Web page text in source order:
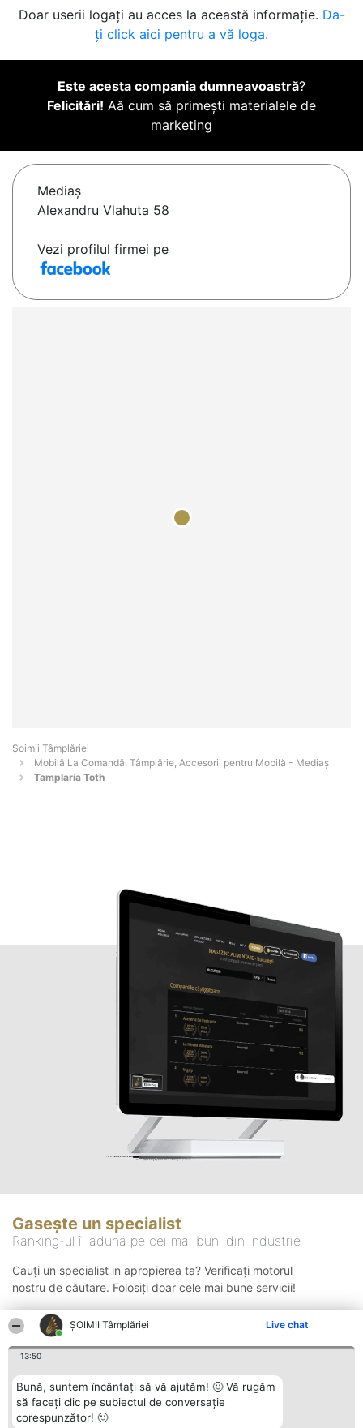
ȘOIMII Tâmplăriei Live chat
13:50
Bună, suntem încântați să vă ajutăm! 🙂 Vă rugăm
să faceți clic pe subiectul de conversație
corespunzător! 🙂
Doar userii logați au acces la această informație. Da-
ți click aici pentru a vă loga.
Este acesta compania dumneavoastră?
Felicitări! Aă cum să primești materialele de
marketing
Mediaş
Alexandru Vlahuta 58
Vezi profilul firmei pe
Șoimii Tâmplăriei
Mobilă La Comandă, Tâmplărie, Accesorii pentru Mobilă - Mediaş
Tamplaria Toth
Gasește un specialist
Ranking-ul îi adună pe cei mai buni din industrie
Cauți un specialist in apropierea ta? Verificați motorul
nostru de căutare. Folosiți doar cele mai bune servicii!